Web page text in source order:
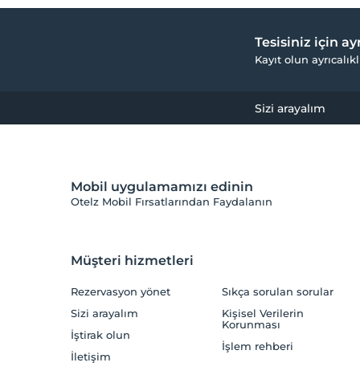
Tesisiniz için
Kayıt olun
Sizi arayalım
Mobil uygulamamızı edinin
Otelz Mobil Fırsatlarından Faydalanın
Müşteri hizmetleri
Rezervasyon yönet
Sizi arayalım
İştirak olun
İletişim
Sıkça sorulan sorular
Kişisel Verilerin
Korunması
İşlem rehberi